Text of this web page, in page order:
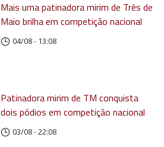
Mais uma patinadora mirim de Três de
Maio brilha em competição nacional
04/08 - 13:08
Patinadora mirim de TM conquista
dois pódios em competição nacional
03/08 - 22:08